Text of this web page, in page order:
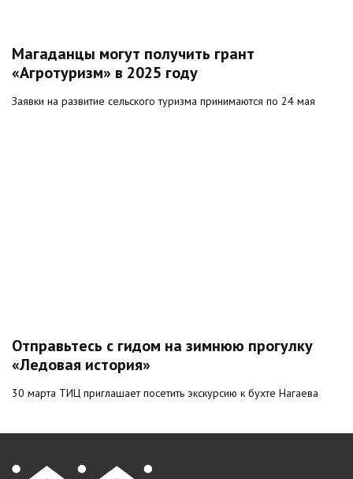
Магаданцы могут получить грант
«Агротуризм» в 2025 году
Заявки на развитие сельского туризма принимаются по 24 мая
Отправьтесь с гидом на зимнюю прогулку
«Ледовая история»
30 марта ТИЦ приглашает посетить экскурсию к бухте Нагаева